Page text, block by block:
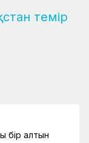
темір
бір алтын